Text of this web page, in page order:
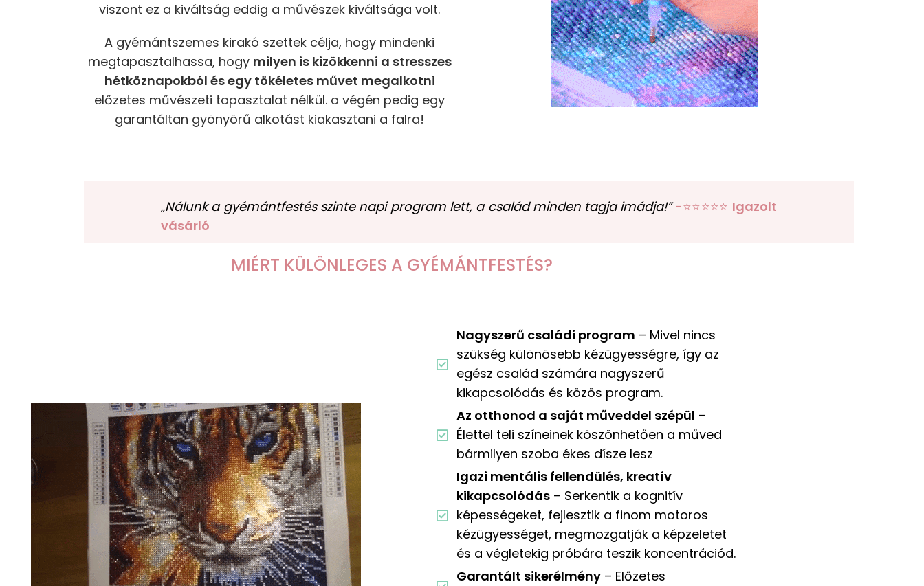
viszont ez a kiváltság eddig a művészek kiváltsága volt.
A gyémántszemes kirakó szettek célja, hogy mindenki
megtapasztalhassa, hogy milyen is kizökkenni a stresszes
hétköznapokból és egy tökéletes művet megalkotni
előzetes művészeti tapasztalat nélkül. a végén pedig egy
garantáltan gyönyörű alkotást kiakasztani a falra!
„Nálunk a gyémántfestés szinte napi program lett, a család minden tagja imádja!” -⭐⭐⭐⭐⭐ Igazolt
vásárló
MIÉRT KÜLÖNLEGES A GYÉMÁNTFESTÉS?
Nagyszerű családi program – Mivel nincs
szükség különösebb kézügyességre, így az
egész család számára nagyszerű
kikapcsolódás és közös program.
Az otthonod a saját műveddel szépül –
Élettel teli színeinek köszönhetően a műved
bármilyen szoba ékes dísze lesz
Igazi mentális fellendülés, kreatív
kikapcsolódás– Serkentik a kognitív
képességeket, fejlesztik a finom motoros
kézügyességet, megmozgatják a képzeletet
és a végletekig próbára teszik koncentrációd.
Garantált sikerélmény– Előzetes